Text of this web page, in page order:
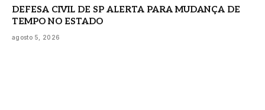
DEFESA CIVIL DE SP ALERTA PARA MUDANÇA DE
TEMPO NO ESTADO
agosto 5, 2026